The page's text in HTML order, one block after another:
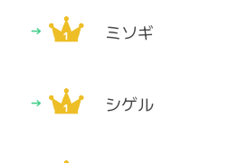
ミソギ
シゲル